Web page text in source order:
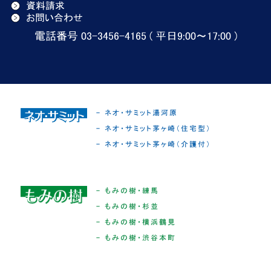
資料請求
お問い合わせ
電話番号 03-3456-4165 ( 平日9:00〜17:00 )
- ネオ・サミット湯河原
- ネオ・サミット茅ヶ崎（住宅型）
- ネオ・サミット茅ヶ崎（介護付）
- もみの樹・練馬
- もみの樹・杉並
- もみの樹・横浜鶴見
- もみの樹・渋谷本町